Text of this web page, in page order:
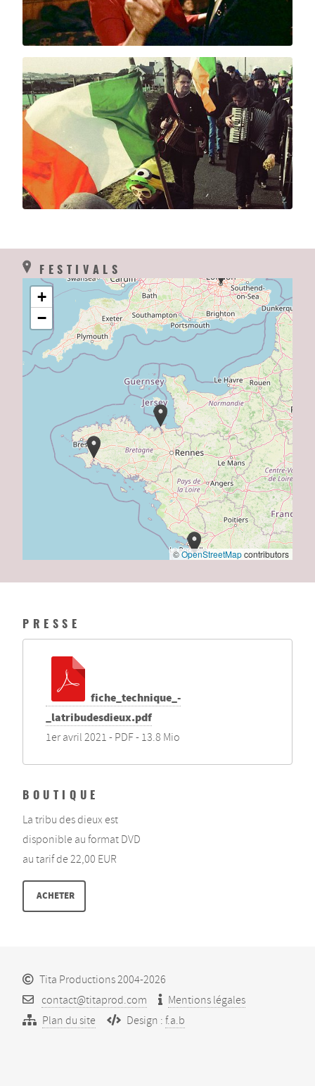
FESTIVALS
+
−
©OpenStreetMapcontributors
PRESSE
fiche_technique_-
_latribudesdieux.pdf
1er avril 2021 - PDF- 13.8 Mio
BOUTIQUE
La tribu des dieux est
disponible au format DVD
au tarif de 22,00 EUR
ACHETER
Tita Productions 2004-2026
contact@titaprod.com
Mentions légales
Plan du site
Design : f.a.b